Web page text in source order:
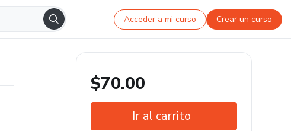
Acceder a mi curso Crear un curso
$70.00
Ir al carrito